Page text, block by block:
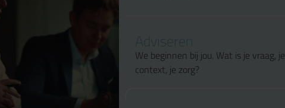
Adviseren
We beginnen bij jou. Wat is je vraag, je
context, je zorg?